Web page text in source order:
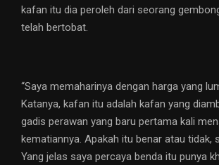
kafan itu dia peroleh dari seorang
telah bertobat.
“Saya memaharinya dengan harga yang
Katanya, kafan itu adalah kafan yang
gadis perawan yang baru pertama kali
kematiannya. Apakah itu benar atau tidak,
Yang jelas saya percaya benda itu punya